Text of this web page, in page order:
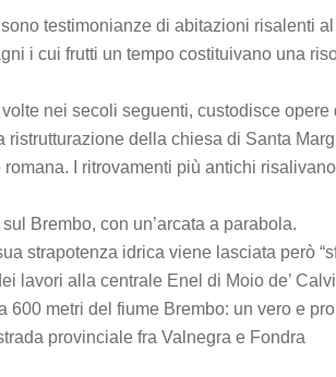
testimonianze di abitazioni risalenti
i cui frutti un tempo costituivano una
nei secoli seguenti, custodisce opere
della chiesa di Santa
I ritrovamenti più antichi
Brembo, con un’arcata a parabola.
strapotenza idrica viene lasciata però
lavori alla centrale Enel di Moio de’
metri del fiume Brembo: un vero e
provinciale fra Valnegra e Fondra